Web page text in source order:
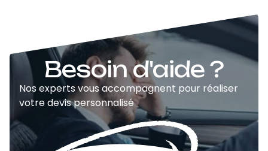
Besoin d'aide ?
Nos experts vous accompagnent pour réaliser
votre devis personnalisé